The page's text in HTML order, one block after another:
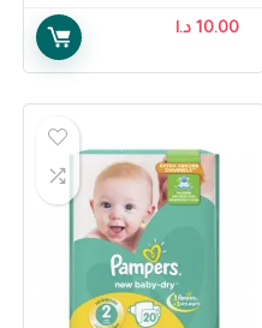
10.00 د.ا